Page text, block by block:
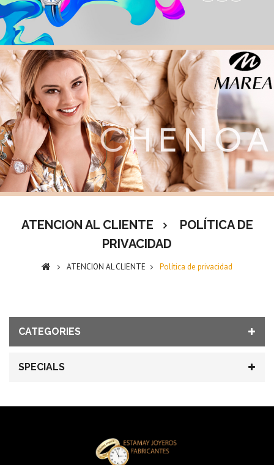
ATENCION AL CLIENTE
POLÍTICA DE
PRIVACIDAD
ATENCION AL CLIENTE Política de privacidad
CATEGORIES
SPECIALS